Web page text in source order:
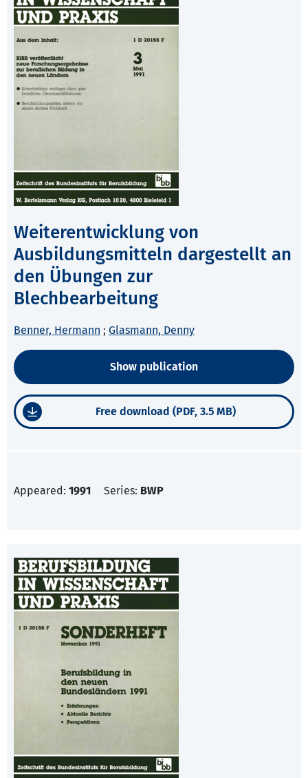
Weiterentwicklung von
Ausbildungsmitteln dargestellt an
den Übungen zur
Blechbearbeitung
Benner, Hermann ; Glasmann, Denny
Show publication
Free download (PDF, 3.5 MB)
Appeared: 1991 Series: BWP